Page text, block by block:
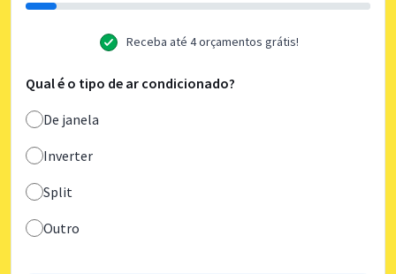
Receba até 4 orçamentos grátis!
Qual é o tipo de ar condicionado?
De janela
Inverter
Split
Outro